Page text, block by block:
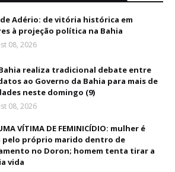
de Adério: de vitória histórica em
à projeção política na Bahia
08, 2026
realiza tradicional debate entre
ao Governo da Bahia para mais de
neste domingo (9)
08, 2026
VÍTIMA DE FEMINICÍDIO: mulher é
pelo próprio marido dentro de
no Doron; homem tenta tirar a
vida